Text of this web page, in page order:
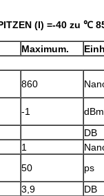
(I) =-40 zu ℃
Maximum.
860
-1 dBm
DB
1
50
ps
3,9
DB